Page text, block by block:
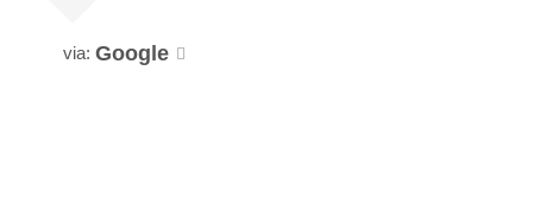
via: Google